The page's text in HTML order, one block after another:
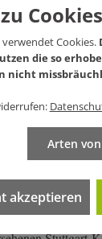
mit einer
Cookies
Cookies.
die so
nicht
Arten
akzeptieren